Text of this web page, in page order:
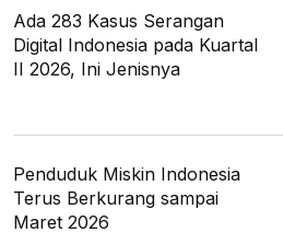
Ada 283 Kasus Serangan
Digital Indonesia pada Kuartal
II 2026, Ini Jenisnya
Penduduk Miskin Indonesia
Terus Berkurang sampai
Maret 2026